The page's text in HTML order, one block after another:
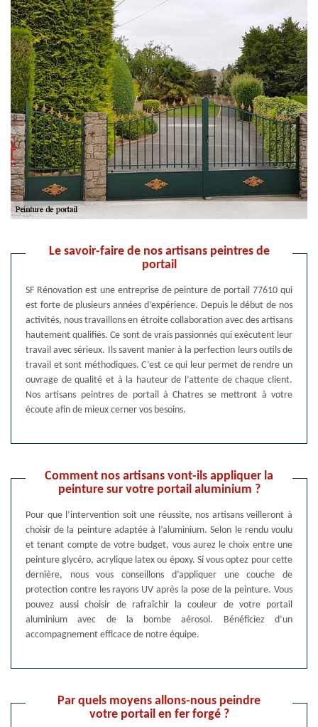
Le savoir-faire de nos artisans peintres de
portail
SF Rénovation est une entreprise de peinture de portail 77610 qui
est forte de plusieurs années d’expérience. Depuis le début de nos
activités, nous travaillons en étroite collaboration avec des artisans
hautement qualifiés. Ce sont de vrais passionnés qui exécutent leur
travail avec sérieux. Ils savent manier à la perfection leurs outils de
travail et sont méthodiques. C’est ce qui leur permet de rendre un
ouvrage de qualité et à la hauteur de l’attente de chaque client.
Nos artisans peintres de portail à Chatres se mettront à votre
écoute afin de mieux cerner vos besoins.
Comment nos artisans vont-ils appliquer la
peinture sur votre portail aluminium ?
Pour que l’intervention soit une réussite, nos artisans veilleront à
choisir de la peinture adaptée à l’aluminium. Selon le rendu voulu
et tenant compte de votre budget, vous aurez le choix entre une
peinture glycéro, acrylique latex ou époxy. Si vous optez pour cette
dernière, nous vous conseillons d’appliquer une couche de
protection contre les rayons UV après la pose de la peinture. Vous
pouvez aussi choisir de rafraîchir la couleur de votre portail
aluminium avec de la bombe aérosol. Bénéficiez d’un
accompagnement efficace de notre équipe.
Par quels moyens allons-nous peindre
votre portail en fer forgé ?